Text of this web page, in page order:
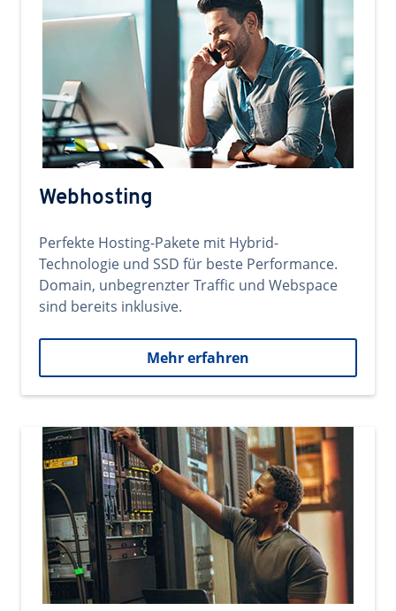
Webhosting
Perfekte Hosting-Pakete mit Hybrid-
Technologie und SSD für beste Performance.
Domain, unbegrenzter Traffic und Webspace
sind bereits inklusive.
Mehr erfahren